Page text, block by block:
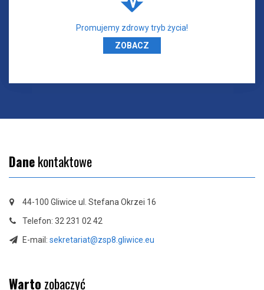
Promujemy zdrowy tryb życia!
ZOBACZ
Danekontaktowe
44-100 Gliwice ul. Stefana Okrzei 16
Telefon: 32 231 02 42
E-mail: sekretariat@zsp8.gliwice.eu
Warto zobaczyć